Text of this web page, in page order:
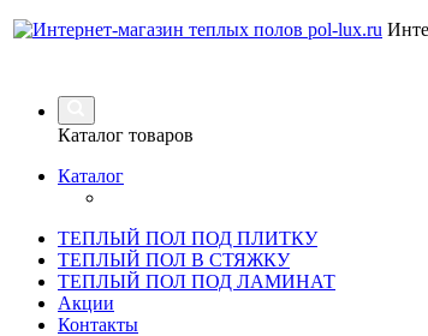
Каталог товаров
Каталог
ТЕПЛЫЙ ПОЛ ПОД ПЛИТКУ
ТЕПЛЫЙ ПОЛ В СТЯЖКУ
ТЕПЛЫЙ ПОЛ ПОД ЛАМИНАТ
Акции
Контакты